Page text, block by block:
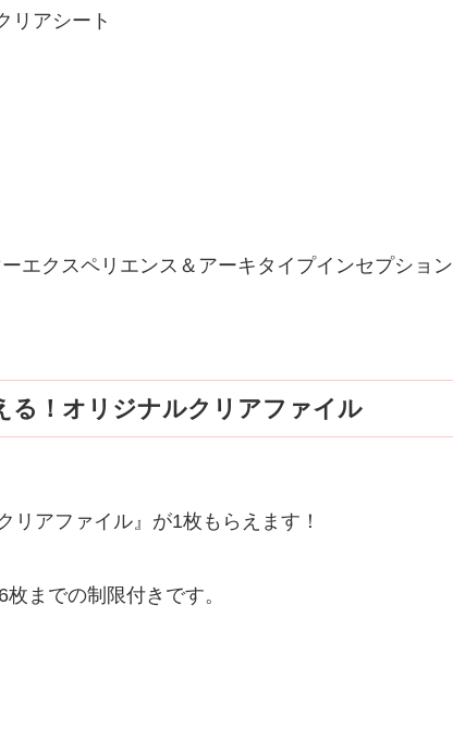
リアシート
エクスペリエンス＆アーキタイプインセプション
る！オリジナルクリアファイル
アファイル』が1枚もらえます！
までの制限付きです。